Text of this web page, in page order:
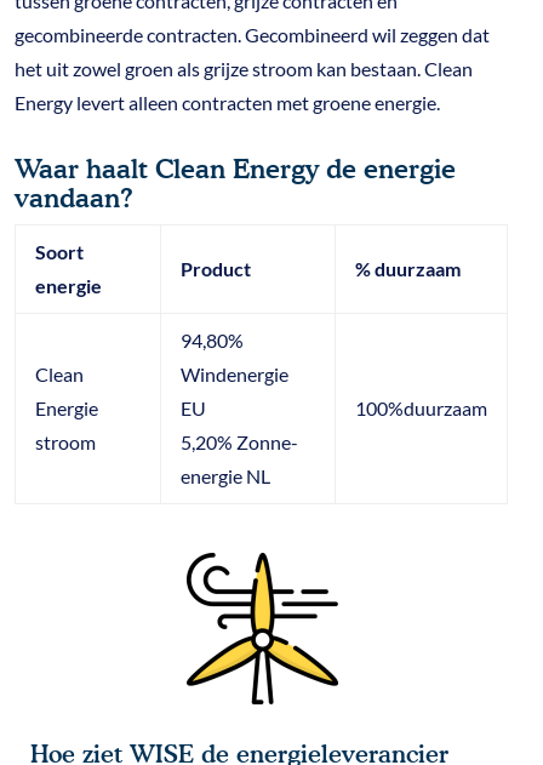
gecombineerde contracten. Gecombineerd wil zeggen dat
het uit zowel groen als grijze stroom kan bestaan. Clean
Energy levert alleen contracten met groene energie.
Waar haalt Clean Energy de energie
vandaan?
Soort
energie
Product % duurzaam
Clean
Energie
stroom
94,80%
Windenergie
EU
5,20% Zonne-
energie NL
100%duurzaam
Hoe ziet WISE de energieleverancier